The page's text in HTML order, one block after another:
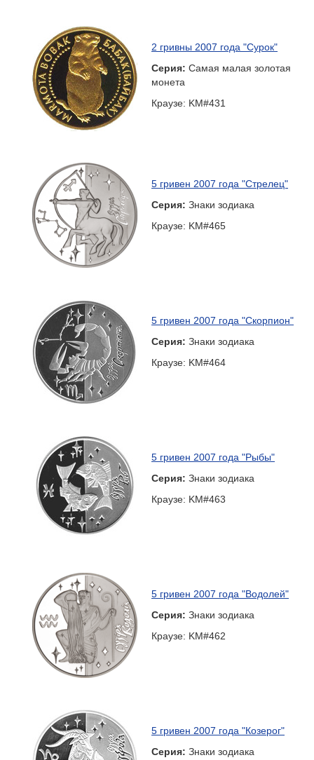
2 гривны 2007 года "Сурок"
Серия: Самая малая золотая
монета
Краузе: KM#431
5 гривен 2007 года "Стрелец"
Серия: Знаки зодиака
Краузе: KM#465
5 гривен 2007 года "Скорпион"
Серия: Знаки зодиака
Краузе: KM#464
5 гривен 2007 года "Рыбы"
Серия: Знаки зодиака
Краузе: KM#463
5 гривен 2007 года "Водолей"
Серия: Знаки зодиака
Краузе: KM#462
5 гривен 2007 года "Козерог"
Серия: Знаки зодиака